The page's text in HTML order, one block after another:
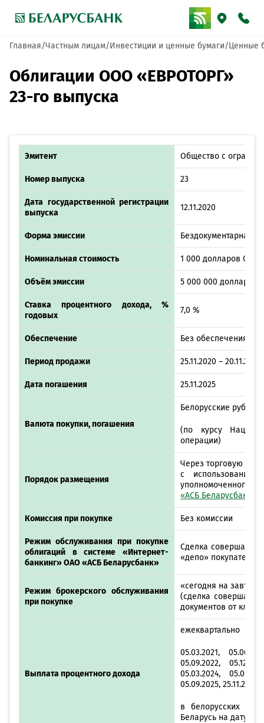
Главная Частным лицам Инвестиции и ценные бумаги Ценные
Облигации ООО «ЕВРОТОРГ»
23-го выпуска
Эмитент Общество с
Номер выпуска 23
Дата государственной регистрации
выпуска
12.11.2020
Форма эмиссии Бездокументарная,
Номинальная стоимость 1 000 долларов США
Объём эмиссии 5 000 000 долларов
Ставка процентного дохода, %
годовых
7,0 %
Обеспечение Без обеспечения, в
Период продажи 25.11.2020 – 20.11.2025
Дата погашения 25.11.2025
Валюта покупки, погашения
Белорусские рубли
(по курсу
операции)
Порядок размещения
Через торговую
с
уполномоченного
«АСБ Беларусбанк»
Комиссия при покупке Без комиссии
Режим обслуживания при покупке
облигаций в системе «Интернет-
банкинг» ОАО «АСБ Беларусбанк»
Сделка
«депо» покупателя
Режим брокерского обслуживания
при покупке
«сегодня на завтра»
(сделка
документов от
Выплата процентного дохода
ежеквартально
05.03.2021,
05.09.2022,
05.03.2024,
05.09.2025,
в белорусских
Беларусь на дату